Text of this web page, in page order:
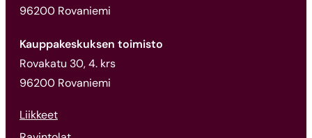
96200 Rovaniemi
Kauppakeskuksen toimisto
Rovakatu 30, 4. krs
96200 Rovaniemi
Liikkeet